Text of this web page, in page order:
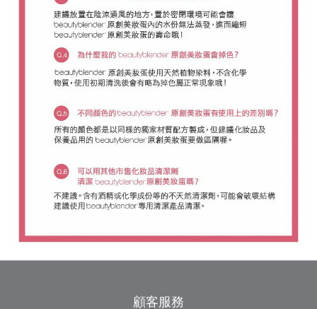
顧客服務